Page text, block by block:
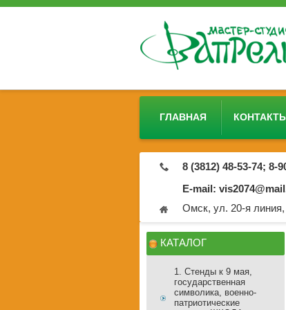
ГЛАВНАЯ
8 (3812) 48-53-74; 8-
E-mail:
Омск, ул. 20-я
КАТАЛОГ
1. Стенды к 9 мая,
государственная
символика, военно-
патриотические